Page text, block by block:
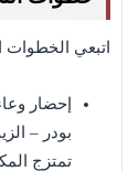
اتبعي الخطوات
إحضار
بودر –
تمتزج